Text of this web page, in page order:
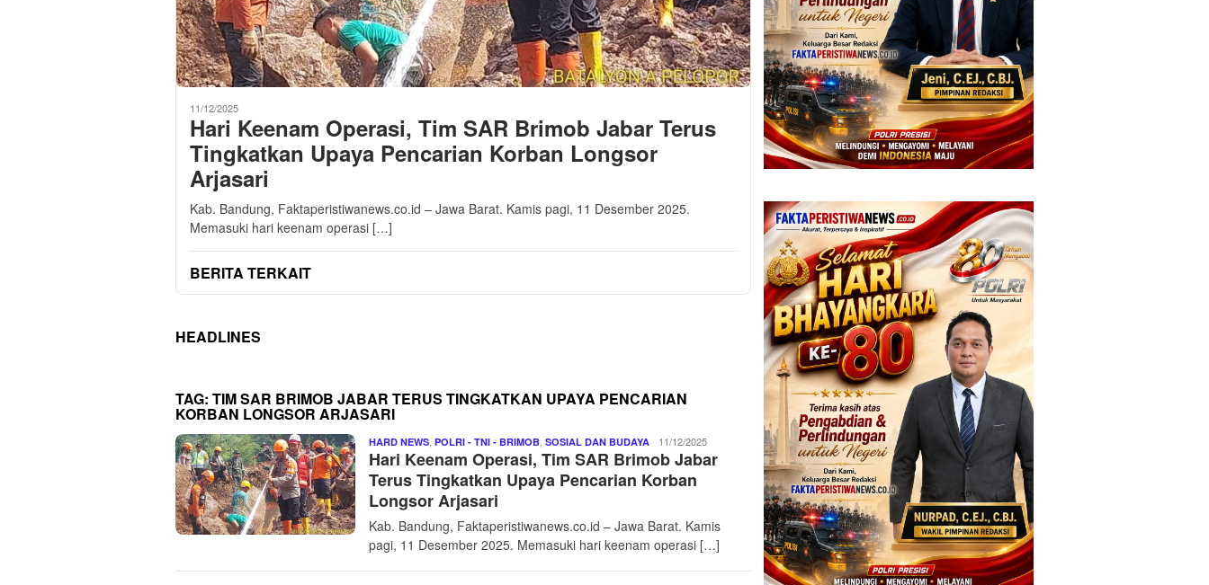
11/12/2025
Hari Keenam Operasi, Tim SAR Brimob Jabar Terus
Tingkatkan Upaya Pencarian Korban Longsor
Arjasari
Kab. Bandung, Faktaperistiwanews.co.id – Jawa Barat. Kamis pagi, 11 Desember 2025.
Memasuki hari keenam operasi […]
BERITA TERKAIT
HEADLINES
TAG: TIM SAR BRIMOB JABAR TERUS TINGKATKAN UPAYA PENCARIAN
KORBAN LONGSOR ARJASARI
HARD NEWS POLRI - TNI - BRIMOB SOSIAL DAN BUDAYA Jeni
Doang
11/12/2025
Hari Keenam Operasi, Tim SAR Brimob Jabar
Terus Tingkatkan Upaya Pencarian Korban
Longsor Arjasari
Kab. Bandung, Faktaperistiwanews.co.id – Jawa Barat. Kamis
pagi, 11 Desember 2025. Memasuki hari keenam operasi […]